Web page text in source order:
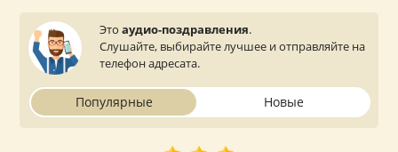
всегда в топе самых заказываемых именных
поздравлений. Они всегда уникальны для каждой
женщины и оставляют очень приятное впечатление.
статус (по желанию) и звонок от президента поступит
на телефон вашей близкой или знакомой Авроре.
Этоаудио-поздравления.
Слушайте, выбирайте лучшее и отправляйте на
телефон адресата.
Популярные Новые